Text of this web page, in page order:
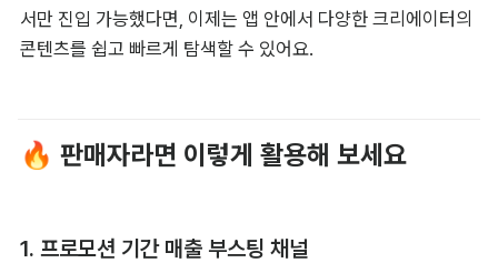
서만 진입 가능했다면, 이제는 앱 안에서 다양한 크리에이터의
콘텐츠를 쉽고 빠르게 탐색할 수 있어요.
🔥 판매자라면 이렇게 활용해 보세요
1. 프로모션 기간 매출 부스팅 채널